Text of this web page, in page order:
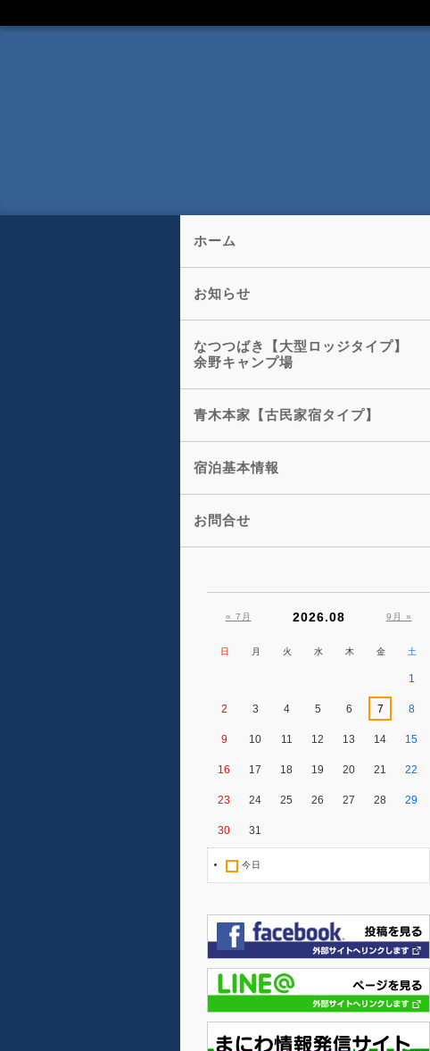
ホーム
お知らせ
なつつばき【大型ロッジタイプ】
余野キャンプ場
青木本家【古民家宿タイプ】
宿泊基本情報
お問合せ
« 7月 2026.08 9月 »
日 月 火 水 木 金 土
1
2 3 4 5 6 7 8
9 10 11 12 13 14 15
16 17 18 19 20 21 22
23 24 25 26 27 28 29
30 31
今日